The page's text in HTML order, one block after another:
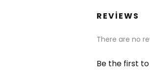
REVIEWS
There are no
Be the first to